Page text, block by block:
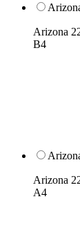
Arizona
B4
Arizona
A4